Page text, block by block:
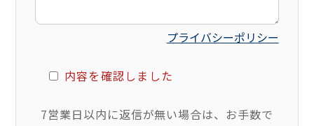
プライバシーポリシー
内容を確認しました
7営業日以内に返信が無い場合は、お手数で